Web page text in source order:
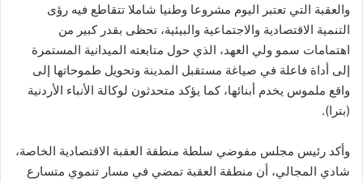
والعقبة التي تعتبر اليوم مشروعا وطنيا شاملا تتقاطع فيه رؤى
التنمية الاقتصادية والاجتماعية والبيئية، تحظى بقدر كبير من
اهتمامات سمو ولي العهد، الذي حول متابعته الميدانية المستمرة
إلى أداة فاعلة في صياغة مستقبل المدينة وتحويل طموحاتها إلى
واقع ملموس يخدم أبنائها، كما يؤكد متحدثون لوكالة الأنباء الأردنية
(بترا).
وأكد رئيس مجلس مفوضي سلطة منطقة العقبة الاقتصادية الخاصة،
شادي المجالي، أن منطقة العقبة تمضي في مسار تنموي متسارع